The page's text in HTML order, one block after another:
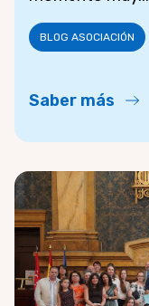
BLOG ASOCIACIÓN
Saber más